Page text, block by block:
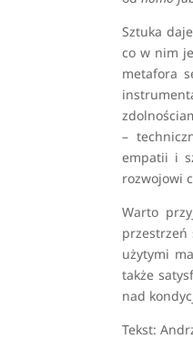
Sztuka
co w nim
metafora
–
empatii i
rozwojowi
Warto
przestrzeń
użytymi
także
nad
Tekst: